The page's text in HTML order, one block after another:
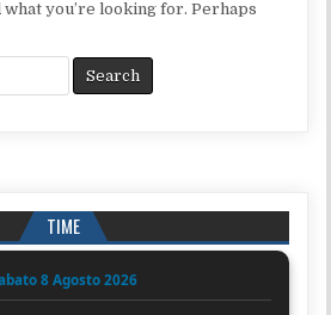
what you’re looking for. Perhaps
TIME
8 Agosto 2026